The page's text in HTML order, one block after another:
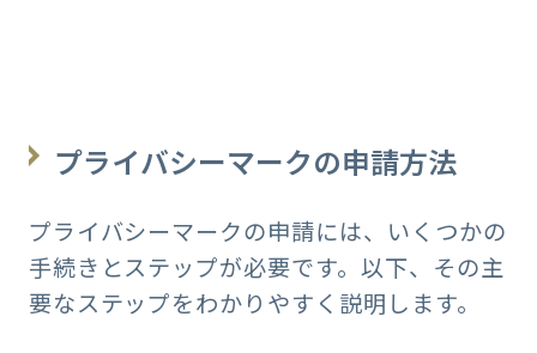
プライバシーマークの申請方法
プライバシーマークの申請には、いくつかの
手続きとステップが必要です。以下、その主
要なステップをわかりやすく説明します。